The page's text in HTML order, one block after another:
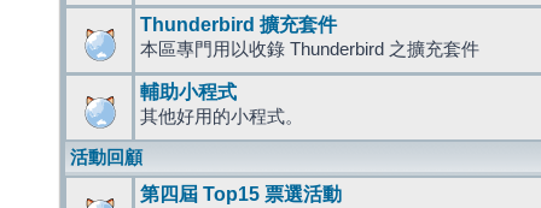
Thunderbird 擴充套件
本區專門用以收錄 Thunderbird 之擴充套件
輔助小程式
其他好用的小程式。
活動回顧
第四屆 Top15 票選活動